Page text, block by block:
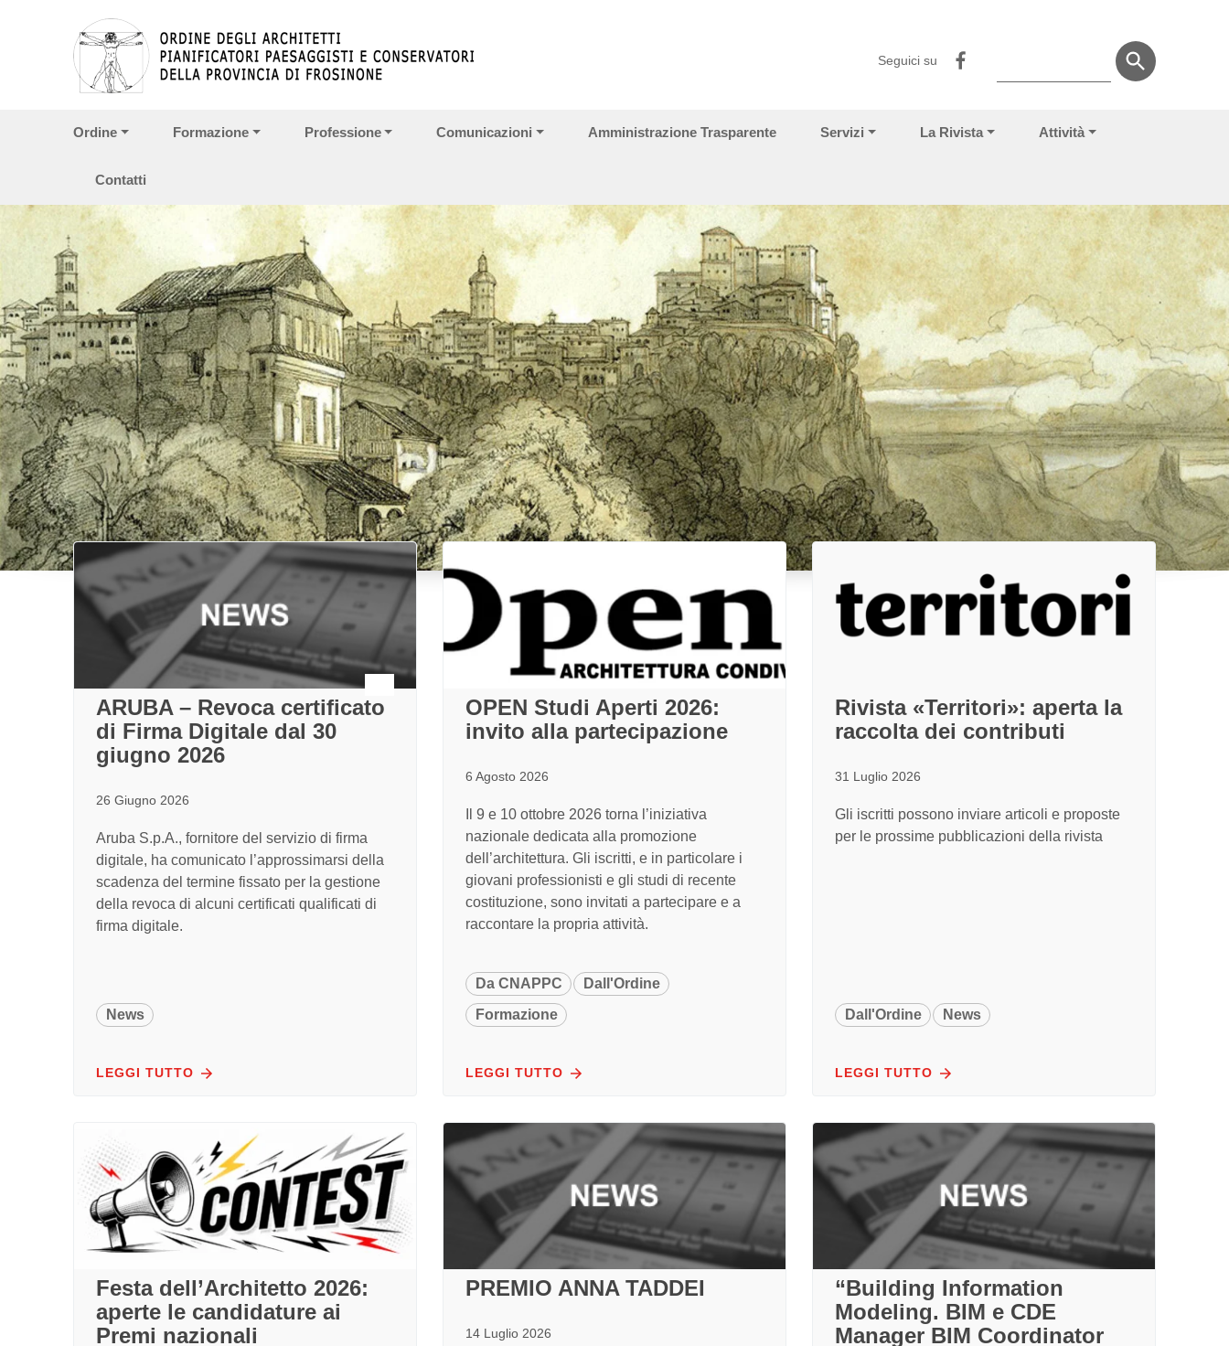
Vai al menu di navigazione
Vai al footer
Seguici su
Ordine Formazione Professione Comunicazioni Amministrazione Trasparente Servizi La Rivista Attività
Contatti
ARUBA – Revoca certificato
di Firma Digitale dal 30
giugno 2026
26 Giugno 2026
Aruba S.p.A., fornitore del servizio di firma
digitale, ha comunicato l’approssimarsi della
scadenza del termine fissato per la gestione
della revoca di alcuni certificati qualificati di
firma digitale.
News
LEGGI TUTTO
OPEN Studi Aperti 2026:
invito alla partecipazione
6 Agosto 2026
Il 9 e 10 ottobre 2026 torna l’iniziativa
nazionale dedicata alla promozione
dell’architettura. Gli iscritti, e in particolare i
giovani professionisti e gli studi di recente
costituzione, sono invitati a partecipare e a
raccontare la propria attività.
Da CNAPPC
Dall'Ordine
Formazione
LEGGI TUTTO
Rivista «Territori»: aperta la
raccolta dei contributi
31 Luglio 2026
Gli iscritti possono inviare articoli e proposte
per le prossime pubblicazioni della rivista
Dall'Ordine News
LEGGI TUTTO
Festa dell’Architetto 2026:
aperte le candidature ai
Premi nazionali
PREMIO ANNA TADDEI
14 Luglio 2026
“Building Information
Modeling. BIM e CDE
Manager BIM Coordinator